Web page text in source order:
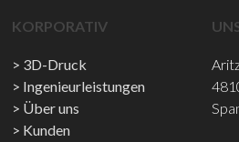
KORPORATIV
3D-Druck
Ingenieurleistungen
Über uns
Kunden